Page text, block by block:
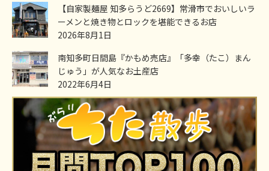
【自家製麺屋 知多らうど2669】常滑市でおいしいラ
ーメンと焼き物とロックを堪能できるお店
2026年8月1日
南知多町日間島『かもめ売店』「多幸（たこ）まん
じゅう」が人気なお土産店
2022年6月4日